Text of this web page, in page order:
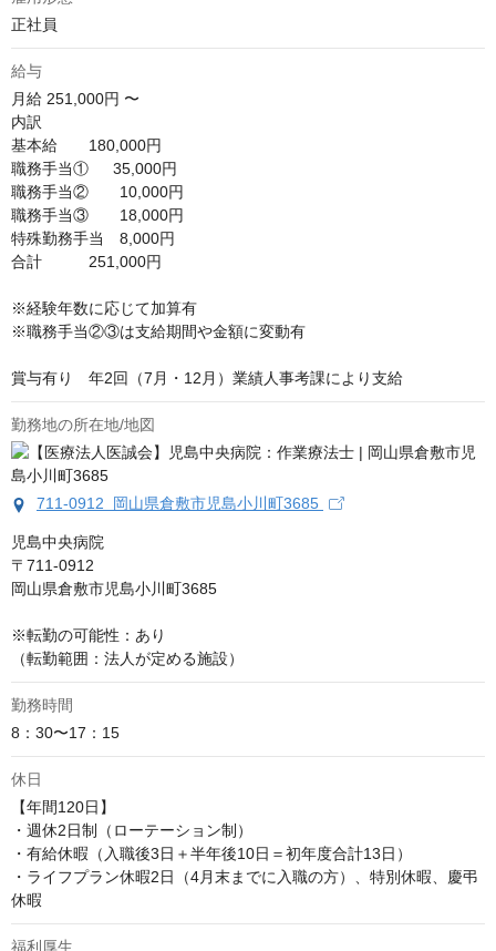
正社員
給与
月給 251,000円 〜
内訳
基本給　　180,000円
職務手当①　  35,000円
職務手当②　　10,000円
職務手当③　　18,000円
特殊勤務手当　8,000円
合計　　　251,000円
※経験年数に応じて加算有
※職務手当②③は支給期間や金額に変動有
賞与有り　年2回（7月・12月）業績人事考課により支給
勤務地の所在地/地図
711-0912 岡山県倉敷市児島小川町3685
児島中央病院
〒711-0912
岡山県倉敷市児島小川町3685
※転勤の可能性：あり
（転勤範囲：法人が定める施設）
勤務時間
8：30〜17：15
休日
【年間120日】
・週休2日制（ローテーション制）
・有給休暇（入職後3日＋半年後10日＝初年度合計13日）
・ライフプラン休暇2日（4月末までに入職の方）、特別休暇、慶弔
休暇
福利厚生